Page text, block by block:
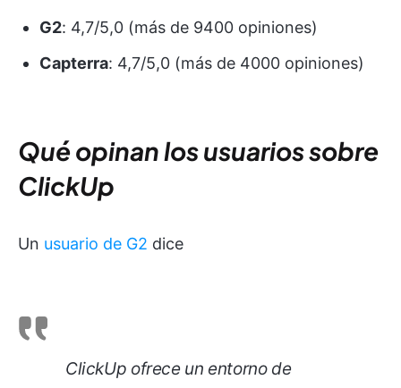
G2: 4,7/5,0 (más de 9400 opiniones)
Capterra: 4,7/5,0 (más de 4000 opiniones)
Qué opinan los usuarios sobre
ClickUp
Un usuario de G2 dice
ClickUp ofrece un entorno de